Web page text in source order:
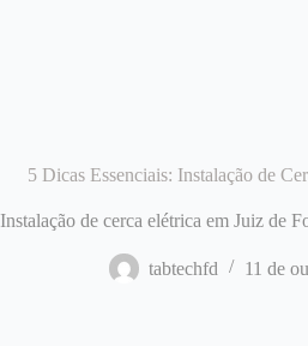
5 Dicas Essenciais: Instalação de
Instalação de cerca elétrica em Juiz de
tabtechfd 11 de